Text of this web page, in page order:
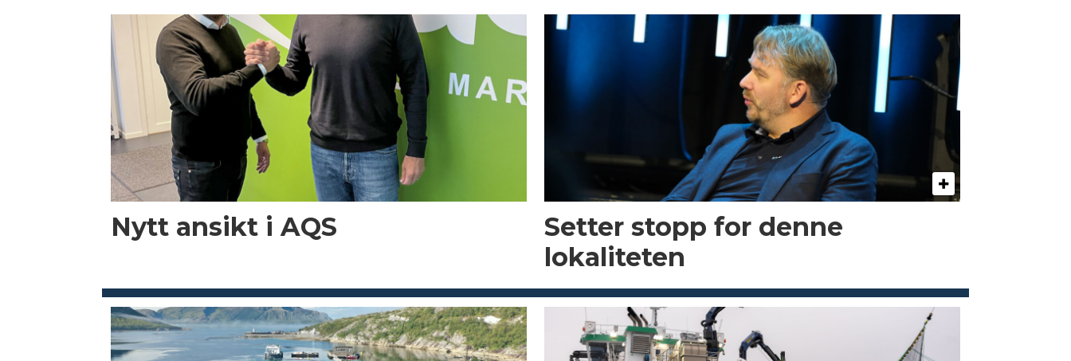
Nytt ansikt i AQS
Setter stopp for denne
lokaliteten